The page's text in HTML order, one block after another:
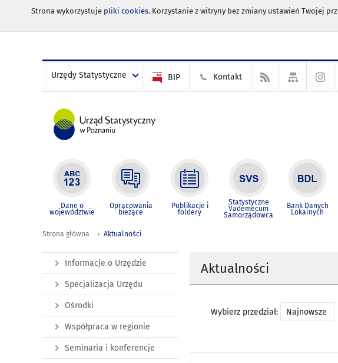
Strona wykorzystuje pliki cookies. Korzystanie z witryny bez zmiany ustawień Twojej
Urzędy Statystyczne BIP Kontakt
Dane o
województwie
Opracowania
bieżące
Publikacje i
foldery
Statystyczne
Vademecum
Samorządowca
Bank Danych
Lokalnych
Strona główna Aktualności
Aktualności
Wybierz przedział: Najnowsze
Informacje o Urzędzie
Specjalizacja Urzędu
Ośrodki
Współpraca w regionie
Seminaria i konferencje